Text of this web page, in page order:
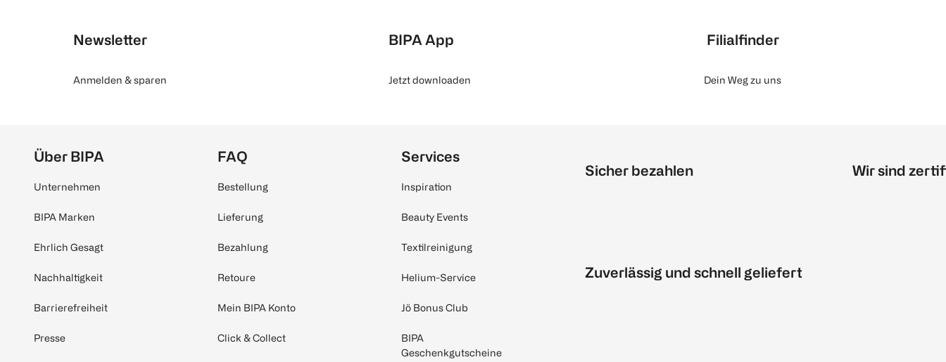
Newsletter
Anmelden & sparen
BIPA App
Jetzt downloaden
Filialfinder
Dein Weg zu uns
Über BIPA
Unternehmen
BIPA Marken
Ehrlich Gesagt
Nachhaltigkeit
Barrierefreiheit
Presse
FAQ
Bestellung
Lieferung
Bezahlung
Retoure
Mein BIPA Konto
Click & Collect
Services
Inspiration
Beauty Events
Textilreinigung
Helium-Service
Jö Bonus Club
BIPA
Geschenkgutscheine
Sicher bezahlen
Zuverlässig und schnell geliefert
Wir sind